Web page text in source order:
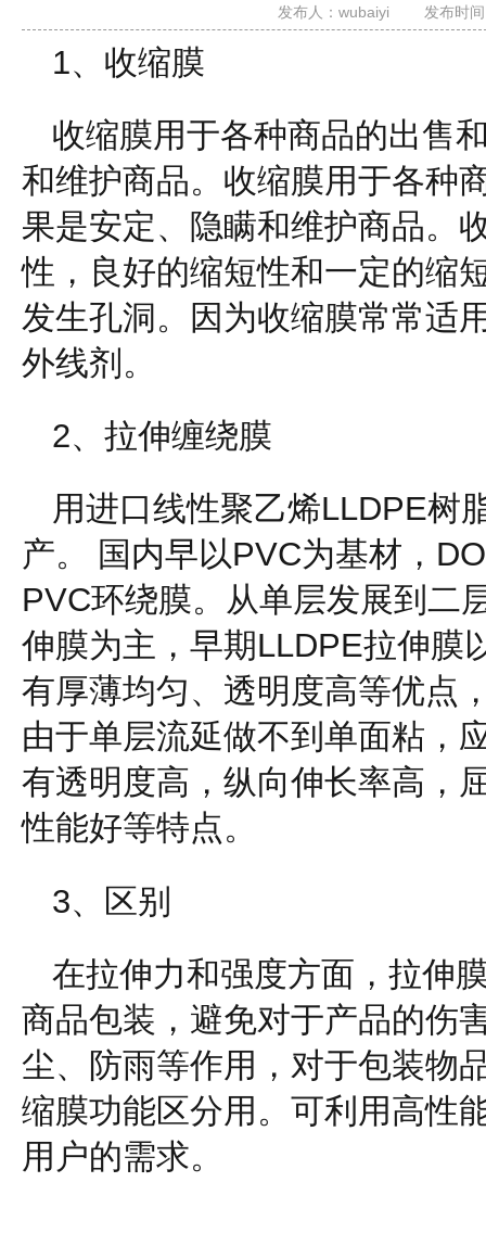
发布人： wubaiyi 发布时
1、收缩膜
收缩膜用于各种商品的出售
和维护商品。收缩膜用于各种
果是安定、隐瞒和维护商品。
性，良好的缩短性和一定的缩
发生孔洞。因为收缩膜常常适
外线剂。
2、拉伸缠绕膜
用进口线性聚乙烯LLDPE树
产。 国内早以PVC为基材，
PVC环绕膜。从单层发展到二
伸膜为主，早期LLDPE拉伸膜
有厚薄均匀、透明度高等优点
由于单层流延做不到单面粘，
有透明度高，纵向伸长率高，
性能好等特点。
3、区别
在拉伸力和强度方面，拉伸
商品包装，避免对于产品的伤
尘、防雨等作用，对于包装物
缩膜功能区分用。可利用高性
用户的需求。